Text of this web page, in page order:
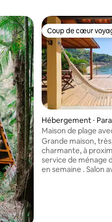
: 4,89 sur 5
Coup de cœur
Coup de cœur
Hébergement ⋅
Maison de plage
Grande maison,
charmante, à
service de ménage
en semaine . Salon